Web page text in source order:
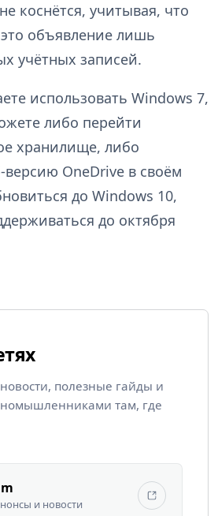
коснётся, учитывая, что
объявление лишь
учётных записей.
использовать Windows 7,
либо перейти
хранилище, либо
версию OneDrive в своём
до Windows 10,
до октября
полезные гайды и
там, где
и новости